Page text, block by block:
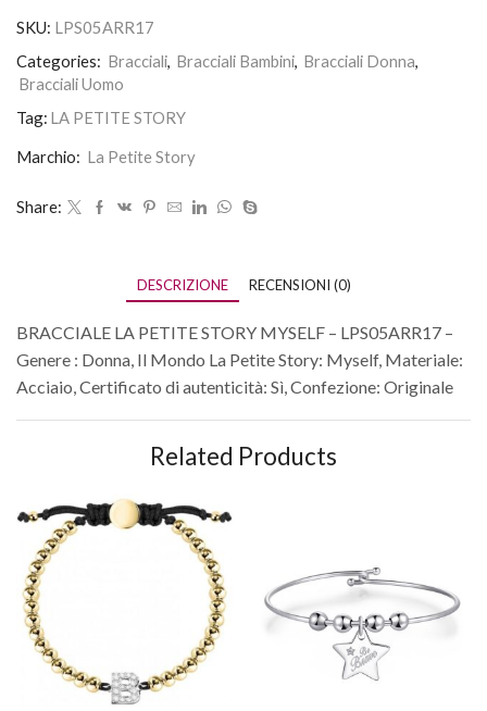
SKU: LPS05ARR17
Categories: Bracciali, Bracciali Bambini, Bracciali Donna,
Bracciali Uomo
Tag: LA PETITE STORY
Marchio: La Petite Story
Share:
DESCRIZIONE RECENSIONI (0)
BRACCIALE LA PETITE STORY MYSELF – LPS05ARR17 –
Genere : Donna, Il Mondo La Petite Story: Myself, Materiale:
Acciaio, Certificato di autenticità: Sì, Confezione: Originale
Related Products